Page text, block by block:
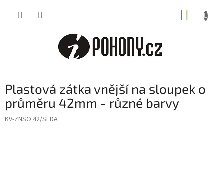
Plastová zátka vnější na sloupek o
průměru 42mm - různé barvy
KV-ZNSO 42/SEDA